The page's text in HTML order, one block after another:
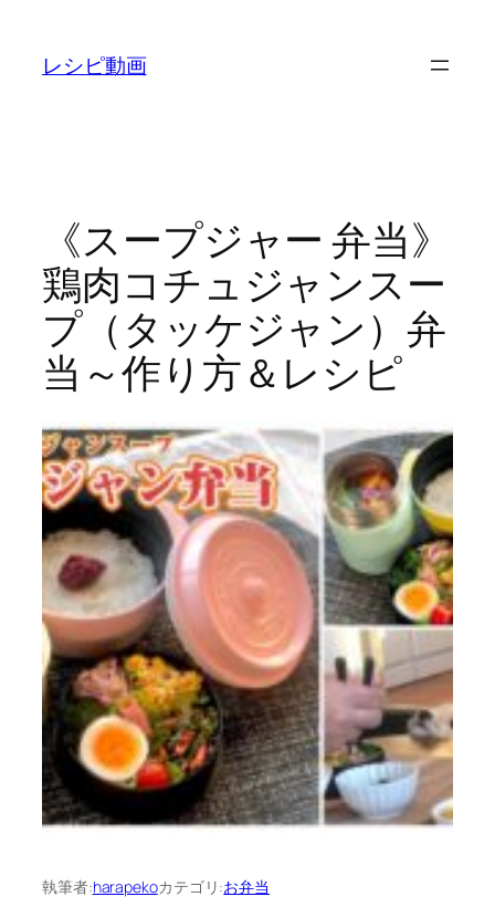
レシピ動画
《スープジャー 弁当》
鶏肉コチュジャンスー
プ（タッケジャン）弁
当～作り方＆レシピ
執筆者:harapekoカテゴリ:お弁当